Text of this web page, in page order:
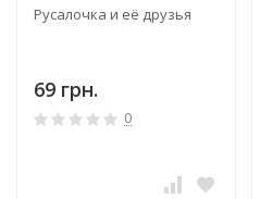
Русалочка и её друзья
69 грн.
0